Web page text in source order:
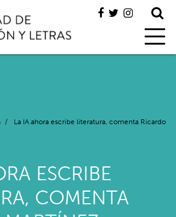
/
La IA ahora escribe literatura, comenta Ricardo
ESCRIBE
COMENTA